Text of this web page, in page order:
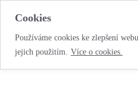
Cookies
Používáme cookies ke zlepšení
jejich použitím. Více o cookies.